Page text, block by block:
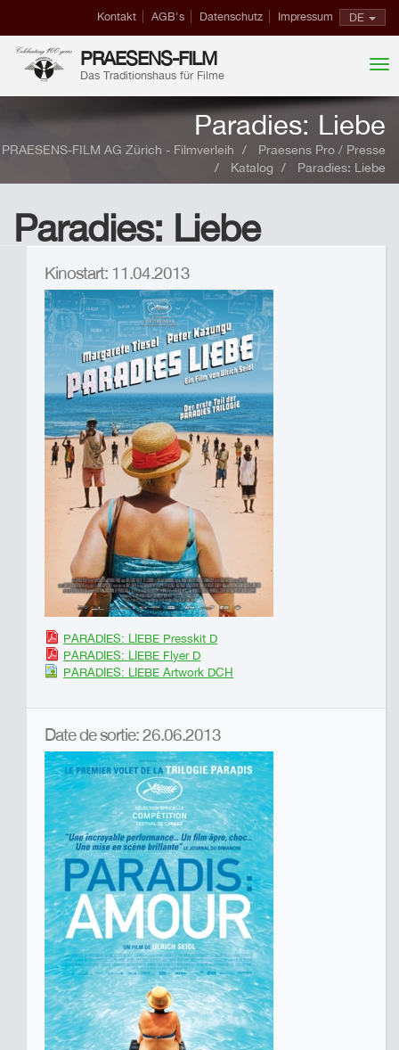
DE
Kontakt AGB's Datenschutz Impressum
PRAESENS-FILM
Das Traditionshaus für Filme
Paradies: Liebe
PRAESENS-FILM AG Zürich - Filmverleih
Praesens Pro / Presse
Katalog
Paradies: Liebe
Paradies: Liebe
Kinostart: 11.04.2013
PARADIES: LIEBE Presskit D
PARADIES: LIEBE Flyer D
PARADIES: LIEBE Artwork DCH
Date de sortie: 26.06.2013